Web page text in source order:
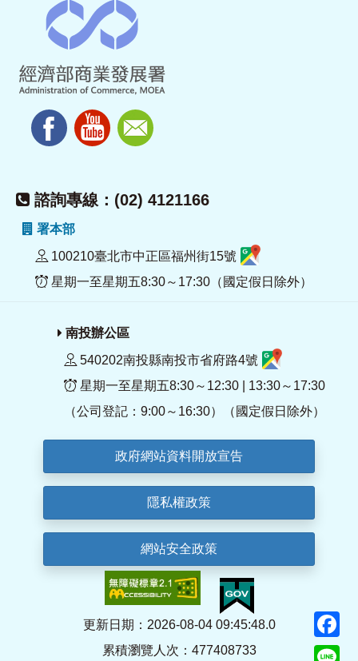
諮詢專線：(02) 4121166
署本部
100210臺北市中正區福州街15號
星期一至星期五8:30～17:30（國定假日除外）
南投辦公區
540202南投縣南投市省府路4號
星期一至星期五8:30～12:30 | 13:30～17:30
（公司登記：9:00～16:30）（國定假日除外）
政府網站資料開放宣告
隱私權政策
網站安全政策
更新日期：2026-08-04 09:45:48.0
累積瀏覽人次：477408733